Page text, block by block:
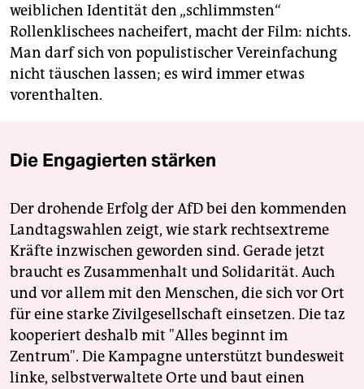
weiblichen Identität den „schlimmsten“
Rollenklischees nacheifert, macht der Film: nichts.
Man darf sich von populistischer Vereinfachung
nicht täuschen lassen; es wird immer etwas
vorenthalten.
Die Engagierten stärken
Der drohende Erfolg der AfD bei den kommenden
Landtagswahlen zeigt, wie stark rechtsextreme
Kräfte inzwischen geworden sind. Gerade jetzt
braucht es Zusammenhalt und Solidarität. Auch
und vor allem mit den Menschen, die sich vor Ort
für eine starke Zivilgesellschaft einsetzen. Die taz
kooperiert deshalb mit "Alles beginnt im
Zentrum". Die Kampagne unterstützt bundesweit
linke, selbstverwaltete Orte und baut einen